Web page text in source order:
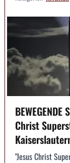
BEWEGENDE
Christ
"Jesus Christ